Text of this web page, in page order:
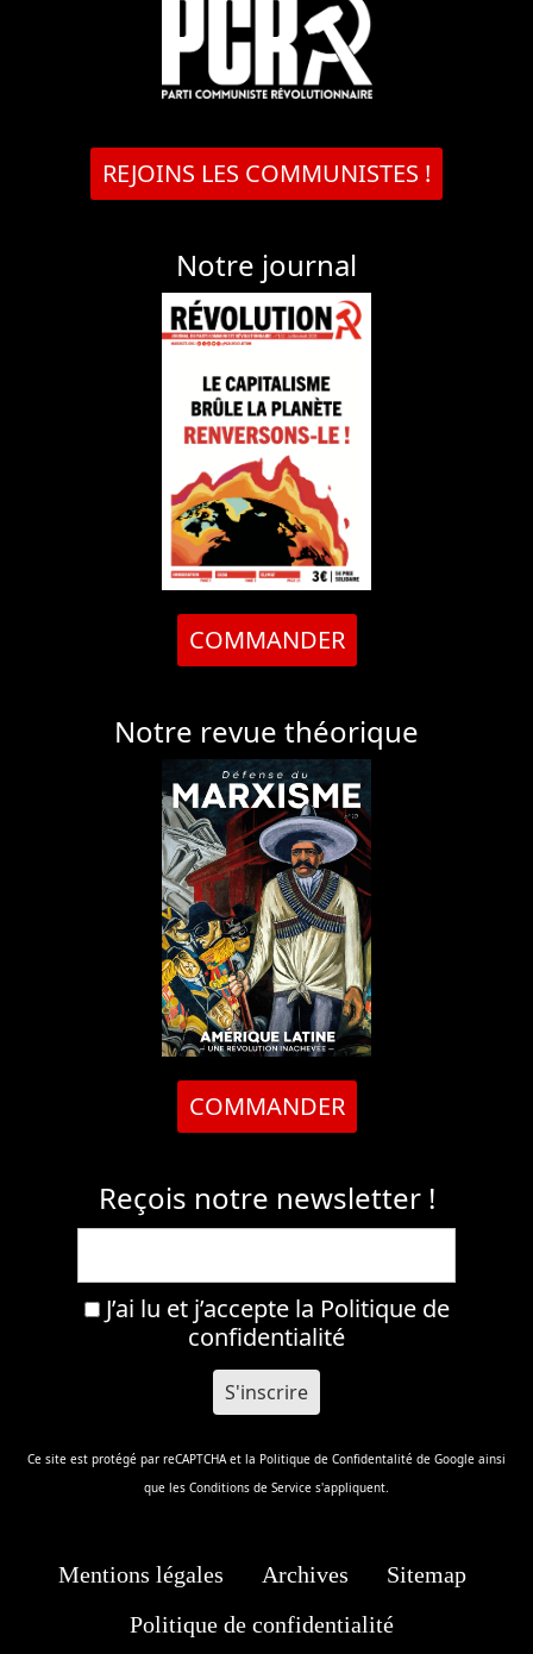
REJOINS LES COMMUNISTES !
Notre journal
COMMANDER
Notre revue théorique
COMMANDER
Reçois notre newsletter !
J’ai lu et j’accepte la Politique de
confidentialité
Ce site est protégé par reCAPTCHA et la Politique de Confidentalité de Google ainsi
que les Conditions de Service s'appliquent.
Mentions légales Archives
Sitemap
Politique de confidentialité